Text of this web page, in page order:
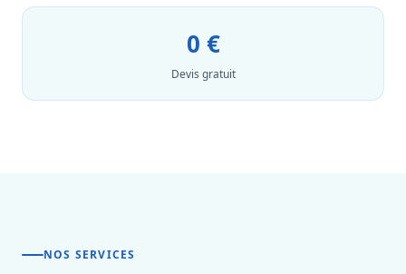
0 €
Devis gratuit
NOS SERVICES